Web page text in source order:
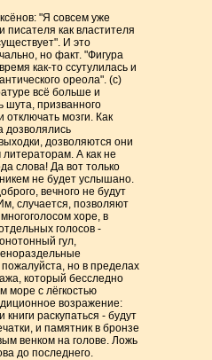
"Я совсем уже
писателя как властителя
И это
но факт. "Фигура
как-то ссутулилась и
ореола". (с)
всё больше и
шута, призванного
отключать мозги. Как
дозволялись
дозволяются они
А как не
слова! Да вот только
не будет услышано.
вечного не будут
случается, позволяют
хоре, в
голосов -
гул,
но в пределах
который бесследно
море с лёгкостью
возражение:
раскупаться - будут
и памятник в бронзе
венком на голове. Ложь
до последнего.